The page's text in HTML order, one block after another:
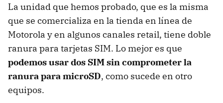
La unidad que hemos probado, que es la misma
que se comercializa en la tienda en línea de
Motorola y en algunos canales retail, tiene doble
ranura para tarjetas SIM. Lo mejor es que
podemos usar dos SIM sin comprometer la
ranura para microSD, como sucede en otro
equipos.